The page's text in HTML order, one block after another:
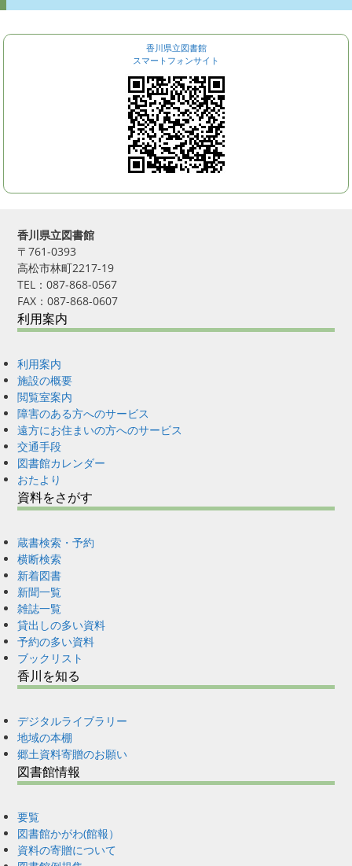
香川県立図書館
スマートフォンサイト
香川県立図書館
〒761-0393
高松市林町2217-19
TEL：087-868-0567
FAX：087-868-0607
利用案内
利用案内
施設の概要
閲覧室案内
障害のある方へのサービス
遠方にお住まいの方へのサービス
交通手段
図書館カレンダー
おたより
資料をさがす
蔵書検索・予約
横断検索
新着図書
新聞一覧
雑誌一覧
貸出しの多い資料
予約の多い資料
ブックリスト
香川を知る
デジタルライブラリー
地域の本棚
郷土資料寄贈のお願い
図書館情報
要覧
図書館かがわ(館報）
資料の寄贈について